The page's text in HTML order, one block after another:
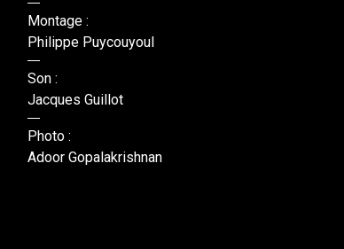
Montage :
Philippe Puycouyoul
Son :
Jacques Guillot
Photo :
Adoor Gopalakrishnan